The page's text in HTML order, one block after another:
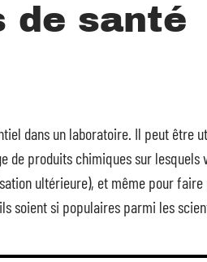
de santé
dans un laboratoire. Il peut être
de produits chimiques sur lesquels
ultérieure), et même pour
soient si populaires parmi les